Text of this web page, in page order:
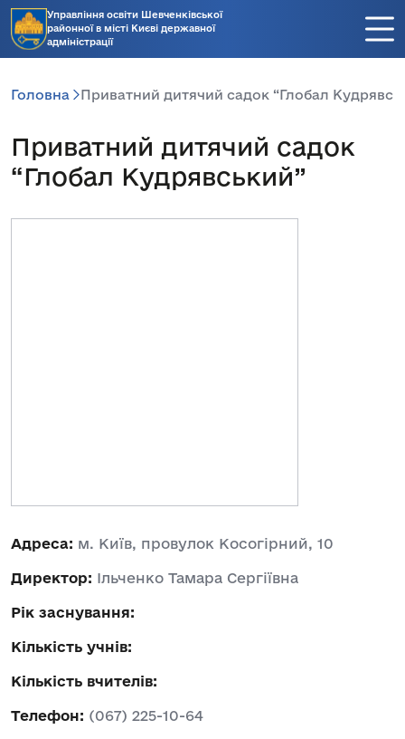
Управління освіти Шевченківської
районної в місті Києві державної
адміністрації
Головна Приватний дитячий садок “Глобал
Приватний дитячий садок
“Глобал Кудрявський”
Адреса: м. Київ, провулок Косогірний, 10
Директор: Ільченко Тамара Сергіївна
Рік заснування:
Кількість учнів:
Кількість вчителів:
Телефон: (067) 225-10-64